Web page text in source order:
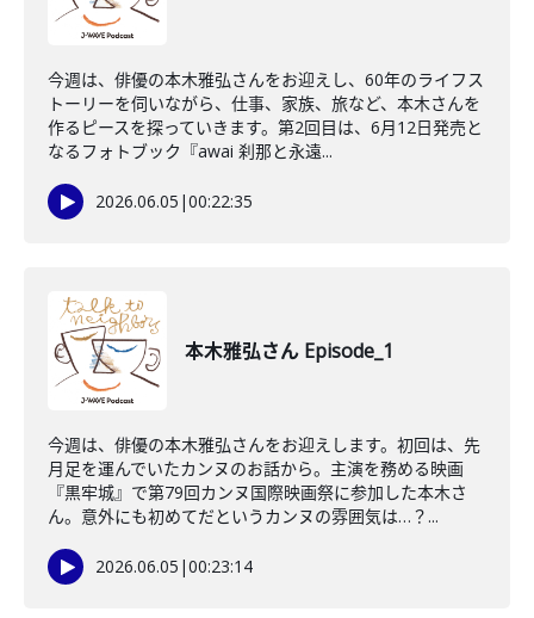
今週は、俳優の本木雅弘さんをお迎えし、60年のライフス
トーリーを伺いながら、仕事、家族、旅など、本木さんを
作るピースを探っていきます。第2回目は、6月12日発売と
なるフォトブック『awai 刹那と永遠...
2026.06.05 |00:22:35
本木雅弘さん Episode_1
今週は、俳優の本木雅弘さんをお迎えします。初回は、先
月足を運んでいたカンヌのお話から。主演を務める映画
『黒牢城』で第79回カンヌ国際映画祭に参加した本木さ
ん。意外にも初めてだというカンヌの雰囲気は…？...
2026.06.05 |00:23:14